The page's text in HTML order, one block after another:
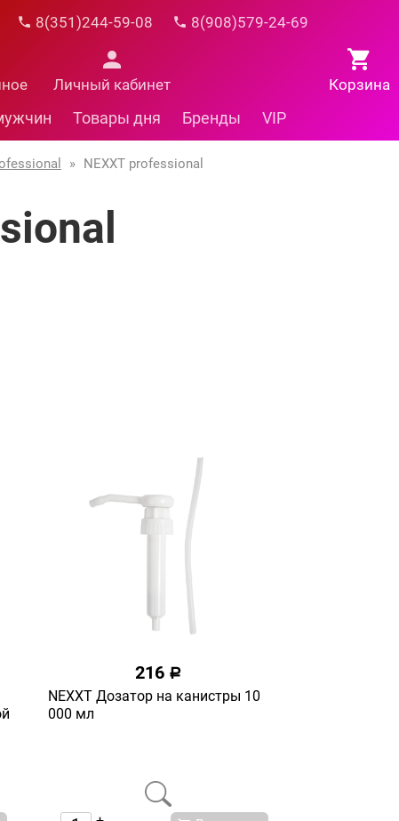
8(351)244-59-08 8(908)579-24-69
Корзина
Личный кабинет
Товары дня Бренды VIP
» NEXXT professional
216 a
NEXXT Дозатор на канистры 10
000 мл